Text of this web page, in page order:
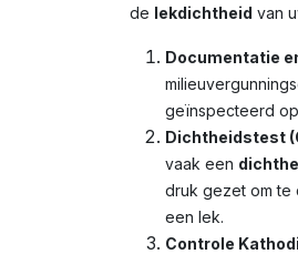
de lekdichtheid van
Documentatie
geïnspecteerd
Dichtheidstest
vaak een
druk gezet om te
een lek.
Controle